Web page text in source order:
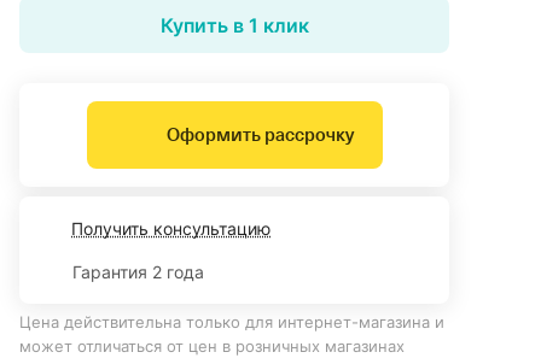
Купить в 1 клик
Оформить рассрочку
Получить консультацию
Гарантия 2 года
Цена действительна только для интернет-магазина и
может отличаться от цен в розничных магазинах